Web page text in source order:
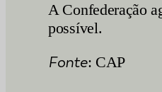
A Confederação
possível.
Fonte: CAP